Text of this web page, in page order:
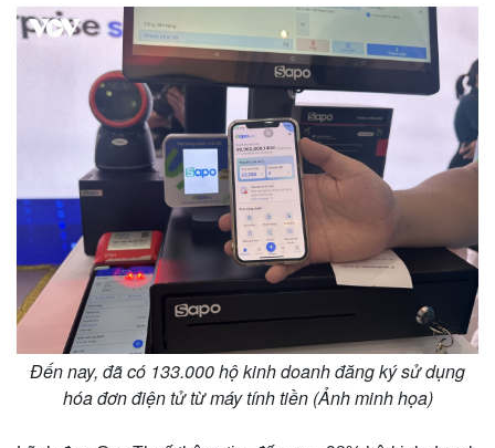
Đến nay, đã có 133.000 hộ kinh doanh đăng ký sử dụng
hóa đơn điện tử từ máy tính tiền (Ảnh minh họa)